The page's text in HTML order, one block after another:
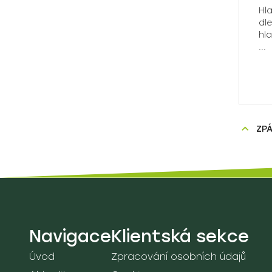
Navigace
Úvod
Klientská sekce
Zpracování osobních údajů